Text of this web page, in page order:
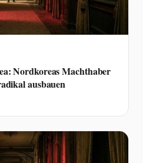
Nordkoreas Machthaber
ausbauen